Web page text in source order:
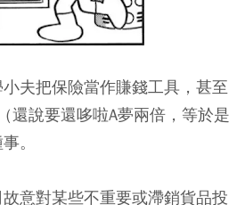
夫把保險當作賺錢工具，甚至
還說要還哆啦A夢兩倍，等於是
。
意對某些不重要或滯銷貨品投